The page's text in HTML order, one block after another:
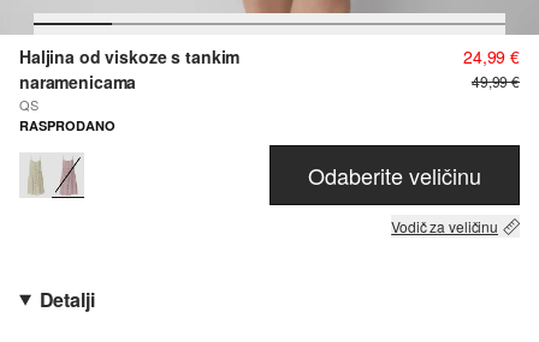
Haljina od viskoze s tankim
naramenicama
QS
24,99 €
49,99 €
RASPRODANO
Odaberite veličinu
Vodič za veličinu
Detalji